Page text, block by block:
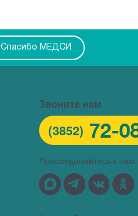
Спасибо МЕДСИ
Звоните нам
(3852) 72-
Присоединяйтесь к нам: